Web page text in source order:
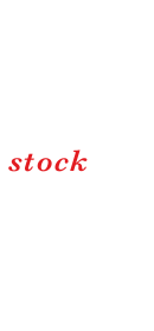
stock